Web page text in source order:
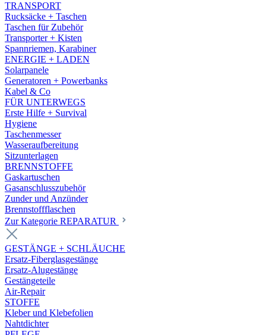
TRANSPORT
Rucksäcke + Taschen
Taschen für Zubehör
Transporter + Kisten
Spannriemen, Karabiner
ENERGIE + LADEN
Solarpanele
Generatoren + Powerbanks
Kabel & Co
FÜR UNTERWEGS
Erste Hilfe + Survival
Hygiene
Taschenmesser
Wasseraufbereitung
Sitzunterlagen
BRENNSTOFFE
Gaskartuschen
Gasanschlusszubehör
Zunder und Anzünder
Brennstoffflaschen
Zur Kategorie REPARATUR
GESTÄNGE + SCHLÄUCHE
Ersatz-Fiberglasgestänge
Ersatz-Alugestänge
Gestängeteile
Air-Repair
STOFFE
Kleber und Klebefolien
Nahtdichter